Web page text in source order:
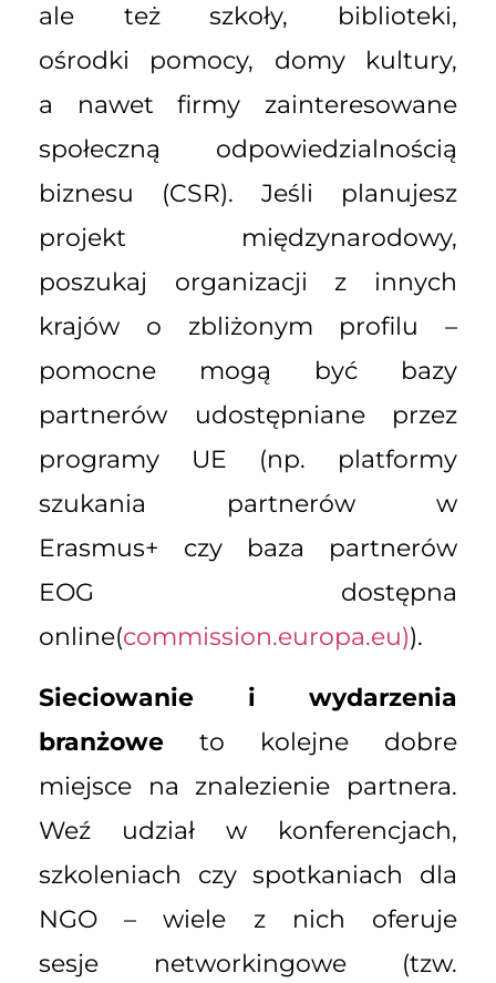
ale też szkoły, biblioteki,
ośrodki pomocy, domy kultury,
a nawet firmy zainteresowane
społeczną odpowiedzialnością
biznesu (CSR). Jeśli planujesz
projekt międzynarodowy,
poszukaj organizacji z innych
krajów o zbliżonym profilu –
pomocne mogą być bazy
partnerów udostępniane przez
programy UE (np. platformy
szukania partnerów w
Erasmus+ czy baza partnerów
EOG dostępna
online(commission.europa.eu)).
Sieciowanie i wydarzenia
branżowe to kolejne dobre
miejsce na znalezienie partnera.
Weź udział w konferencjach,
szkoleniach czy spotkaniach dla
NGO – wiele z nich oferuje
sesje networkingowe (tzw.